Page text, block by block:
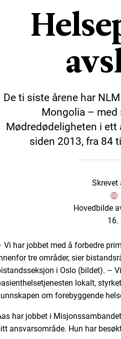
De ti siste årene har
Mongolia –
Mødredødeligheten i
siden 2013, fra 84
Skrevet
Hovedbilde
16.
Vi har jobbet med å forbedre
tre områder, sier
i Oslo (bildet). –
lokalt,
om forebyggende
har jobbet i
ansvarsområde. Hun har